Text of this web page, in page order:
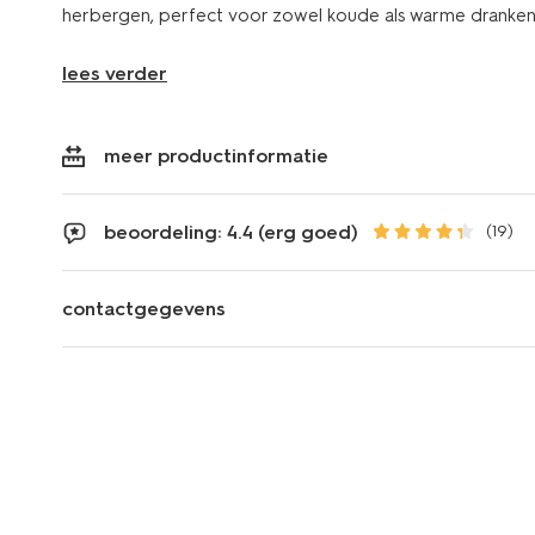
herbergen, perfect voor zowel koude als warme
lees verder
meer productinformatie
beoordeling: 4.4 (erg goed) (19)
contactgegevens